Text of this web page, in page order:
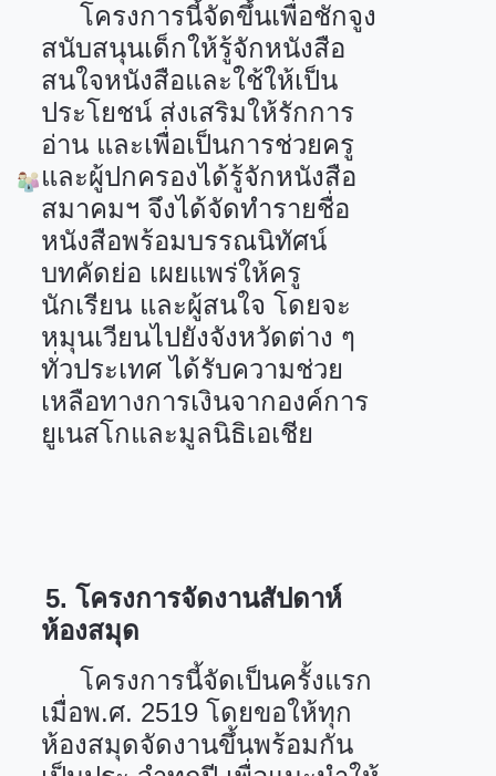
โครงการนี้จัดขึ้นเพื่อชักจูง
สนับสนุนเด็กให้รู้จักหนังสือ
สนใจหนังสือและใช้ให้เป็น
ประโยชน์ ส่งเสริมให้รักการ
อ่าน และเพื่อเป็นการช่วยครู
และผู้ปกครองได้รู้จักหนังสือ
สมาคมฯ จึงได้จัดทำรายชื่อ
หนังสือพร้อมบรรณนิทัศน์
บทคัดย่อ เผยแพร่ให้ครู
นักเรียน และผู้สนใจ โดยจะ
หมุนเวียนไปยังจังหวัดต่าง ๆ
ทั่วประเทศ ได้รับความช่วย
เหลือทางการเงินจากองค์การ
ยูเนสโกและมูลนิธิเอเชีย
5. โครงการจัดงานสัปดาห์
ห้องสมุด
โครงการนี้จัดเป็นครั้งแรก
เมื่อพ.ศ. 2519 โดยขอให้ทุก
ห้องสมุดจัดงานขึ้นพร้อมกัน